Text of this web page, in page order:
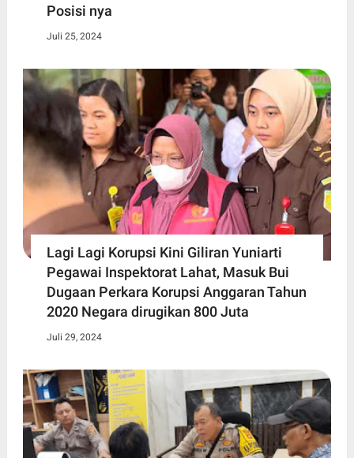
Posisi nya
Juli 25, 2024
Lagi Lagi Korupsi Kini Giliran Yuniarti
Pegawai Inspektorat Lahat, Masuk Bui
Dugaan Perkara Korupsi Anggaran Tahun
2020 Negara dirugikan 800 Juta
Juli 29, 2024